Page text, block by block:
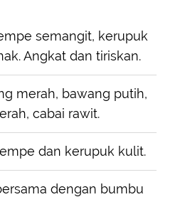
semangit, kerupuk
Angkat dan tiriskan.
merah, bawang putih,
cabai rawit.
dan kerupuk kulit.
dengan bumbu